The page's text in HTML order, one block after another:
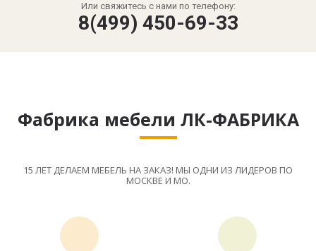
Или свяжитесь с нами по телефону:
8(499) 450-69-33
Фабрика мебели ЛК-ФАБРИКА
15 ЛЕТ ДЕЛАЕМ МЕБЕЛЬ НА ЗАКАЗ! МЫ ОДНИ ИЗ ЛИДЕРОВ ПО
МОСКВЕ И МО.